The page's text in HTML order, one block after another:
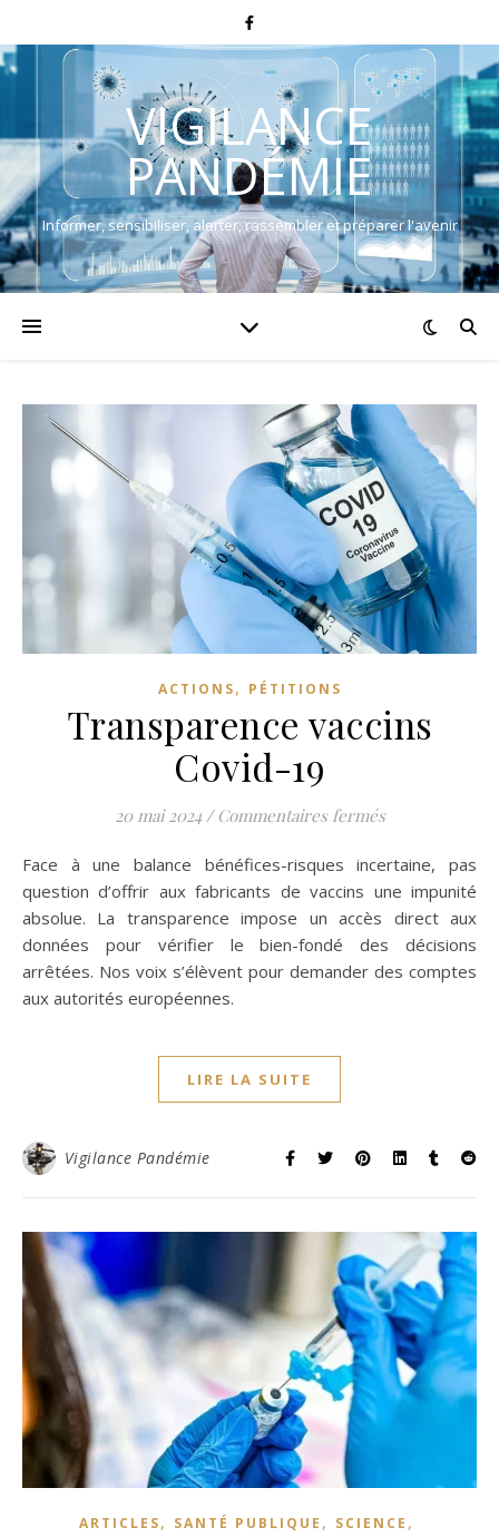
VIGILANCE
PANDÉMIE
Informer, sensibiliser, alerter, rassembler et préparer l'avenir
ACTIONS, PÉTITIONS
Transparence vaccins
Covid-19
20 mai 2024 / Commentaires ferméssur
Face à une balance bénéfices-risques incertaine, pas
question d’offrir aux fabricants de vaccins une impunité
absolue. La transparence impose un accès direct aux
données pour vérifier le bien-fondé des décisions
arrêtées. Nos voix s’élèvent pour demander des comptes
aux autorités européennes.
LIRE LA SUITE
Vigilance Pandémie
ARTICLES, SANTÉ PUBLIQUE , SCIENCE ,